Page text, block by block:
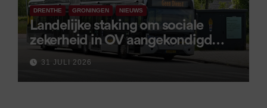
DRENTHE GRONINGEN NIEUWS
Landelijke staking om sociale
zekerheid in OV aangekondigd
voor 9 september
31 JULI 2026